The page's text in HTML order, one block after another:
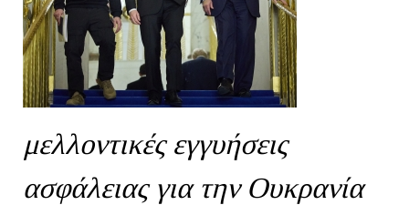
μελλοντικές εγγυήσεις
ασφάλειας για την Ουκρανία